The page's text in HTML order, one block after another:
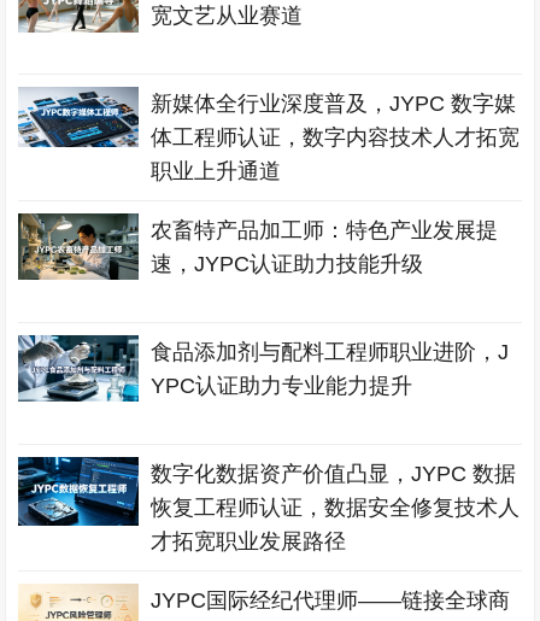
宽文艺从业赛道
新媒体全行业深度普及，JYPC 数字媒
体工程师认证，数字内容技术人才拓宽
职业上升通道
农畜特产品加工师：特色产业发展提
速，JYPC认证助力技能升级
食品添加剂与配料工程师职业进阶，J
YPC认证助力专业能力提升
数字化数据资产价值凸显，JYPC 数据
恢复工程师认证，数据安全修复技术人
才拓宽职业发展路径
JYPC国际经纪代理师——链接全球商